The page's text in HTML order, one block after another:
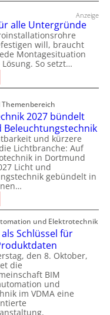
Anzeige
alle Untergründe
will, braucht
Montagesituation
So setzt…
Themenbereich
2027 bündelt
Beleuchtungstechnik
und kürzere
Lichtbranche: Auf
in Dortmund
Licht und
gebündelt in
und Elektrotechnik
als Schlüssel für
den 8. Oktober,
die
BIM
und
im VDMA eine